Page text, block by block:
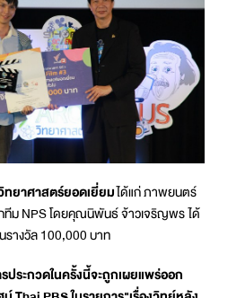
ยาศาสตร์ยอดเยี่ยมได้แก่ ภาพยนตร์
ทีม NPS โดยคุณนิพันธ์ จ้าวเจริญพร ได้
รางวัล 100,000 บาท
ประกวดในครั้งนี้จะถูกเผยแพร่ออก